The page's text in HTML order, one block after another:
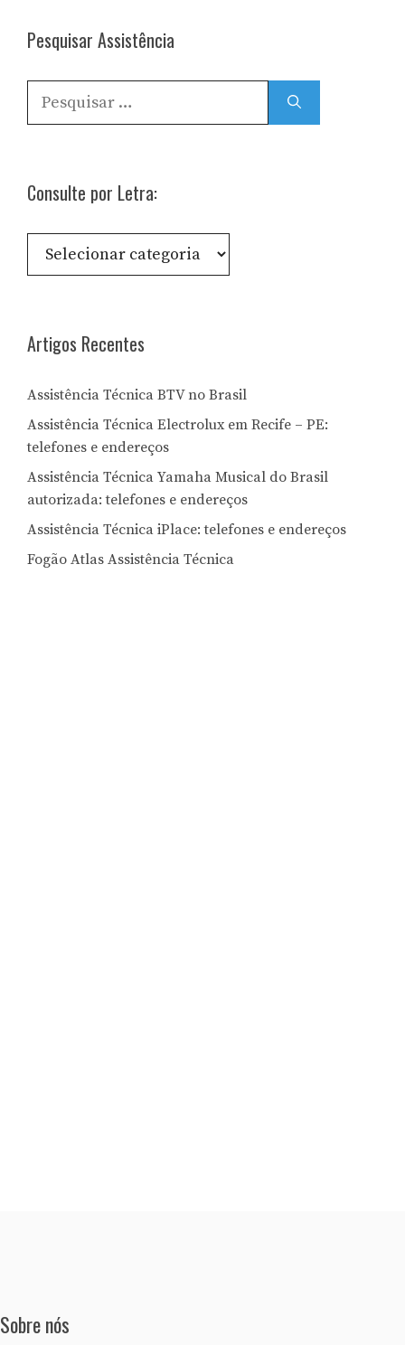
Pesquisar Assistência
Pesquisar
por:
Consulte por Letra:
Consulte
Artigos Recentes
Assistência Técnica BTV no Brasil
Assistência Técnica Electrolux em Recife – PE:
telefones e endereços
Assistência Técnica Yamaha Musical do Brasil
autorizada: telefones e endereços
Assistência Técnica iPlace: telefones e endereços
Fogão Atlas Assistência Técnica
Sobre nós